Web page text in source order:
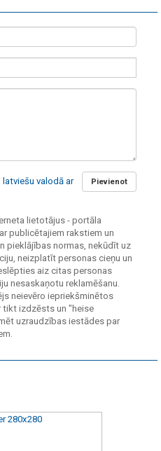
Pievienot
valodā ar
lietotājus - portāla
publicētajiem rakstiem un
pieklājības normas, nekūdīt uz
neizplatīt personas cieņu un
aiz citas personas
nesaskaņotu reklamēšanu.
neievēro iepriekšminētos
tikt izdzēsts un "heise
uzraudzības iestādes par